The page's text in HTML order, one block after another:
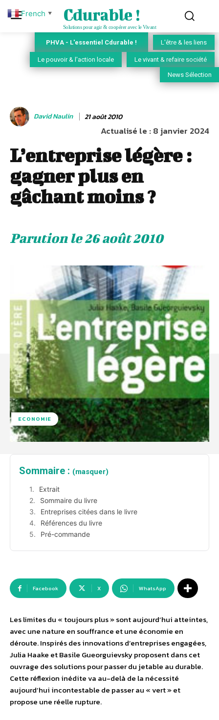
Cdurable !
Solutions pour agir & coopérer avec le Vivant
PHVA - L'essentiel Cdurable ! L'être & les liens
Le pouvoir & l'action locale Le vivant & refaire société
News Sélection
David Naulin 21 août 2010
Actualisé le :8 janvier 2024
L’entreprise légère :
gagner plus en
gâchant moins ?
Parution le 26 août 2010
ECONOMIE
Sommaire : (masquer)
Extrait
Sommaire du livre
Entreprises citées dans le livre
Références du livre
Pré-commande
Facebook X WhatsApp
Les limites du « toujours plus » sont aujourd’hui atteintes,
avec une nature en souffrance et une économie en
déroute. Inspirés des innovations d’entreprises engagées,
Julia Haake et Basile Gueorguievsky proposent dans cet
ouvrage des solutions pour passer du jetable au durable.
Cette réflexion inédite va au-delà de la nécessité
aujourd’hui incontestable de passer au « vert » et
propose une réelle rupture.
French ▼